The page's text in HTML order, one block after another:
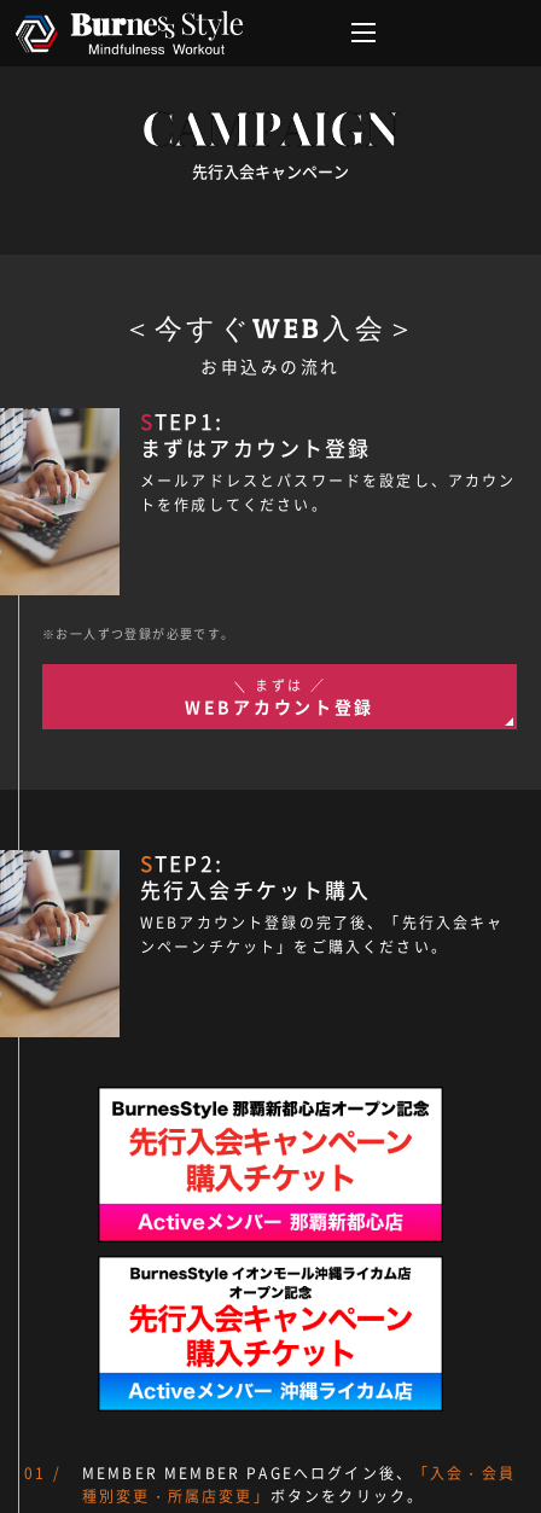
CAMPAIGN
先行入会キャンペーン
＜今すぐWEB入会＞
お申込みの流れ
STEP1:
まずはアカウント登録
メールアドレスとパスワードを設定し、アカウン
トを作成してください。
お一人ずつ登録が必要です。
＼ まずは ／
WEBアカウント登録
STEP2:
先行入会チケット購入
WEBアカウント登録の完了後、「先行入会キャ
ンペーンチケット」をご購入ください。
MEMBER MEMBER PAGEへログイン後、
「入会・会員
種別変更・所属店変更」 ボタンをクリック。